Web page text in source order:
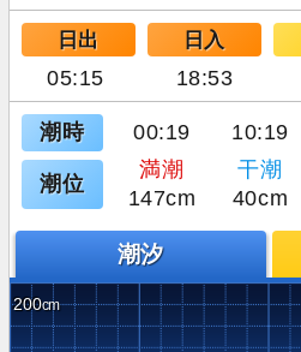
日出 日入
05:15 18:53
潮時 00:19 10:19
潮位
満潮 干潮
147cm
40cm
潮汐
200